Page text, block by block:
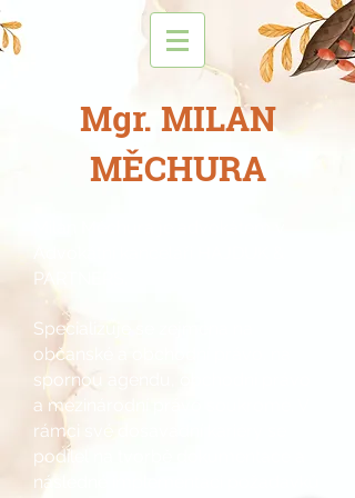
Mgr. MILAN
MĚCHURA
PARTNERS.
Specializuje se zejména na
občanské a obchodní právo. na
spornou agendu, obchodní právo
a mezinárodní právo soukromé. V
rámci své dosavadní kariéry se
podílel na tvorbě dokumentace a
následné implementaci požadavků